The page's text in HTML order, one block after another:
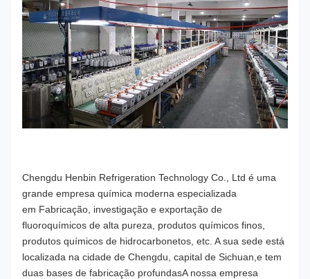
Chengdu Henbin Refrigeration Technology Co., Ltd é uma
grande empresa química moderna especializada
em Fabricação, investigação e exportação de
fluoroquímicos de alta pureza, produtos químicos finos,
produtos químicos de hidrocarbonetos, etc. A sua sede está
localizada na cidade de Chengdu, capital de Sichuan,e tem
duas bases de fabricação profundasA nossa empresa